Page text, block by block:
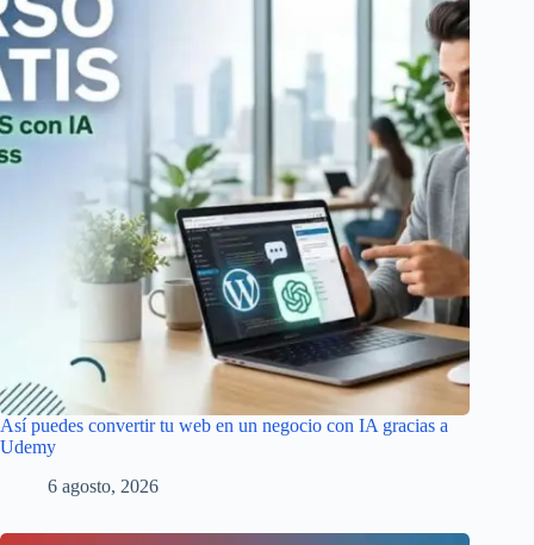
Así puedes convertir tu web en un negocio con IA gracias a
Udemy
6 agosto, 2026